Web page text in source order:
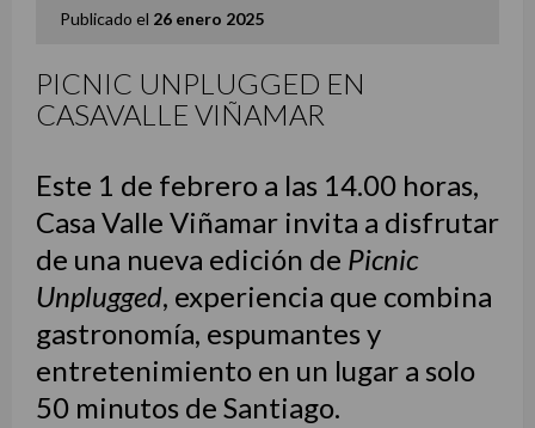
Publicado el 26 enero 2025
PICNIC UNPLUGGED EN
CASAVALLE VIÑAMAR
Este 1 de febrero a las 14.00 horas,
Casa Valle Viñamar invita a disfrutar
de una nueva edición de Picnic
Unplugged, experiencia que combina
gastronomía, espumantes y
entretenimiento en un lugar a solo
50 minutos de Santiago.